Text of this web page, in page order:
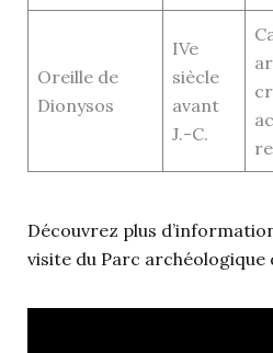
Oreille de
Dionysos
IVe
siècle
avant
J.-C.
Découvrez plus
visite du Parc archéologique